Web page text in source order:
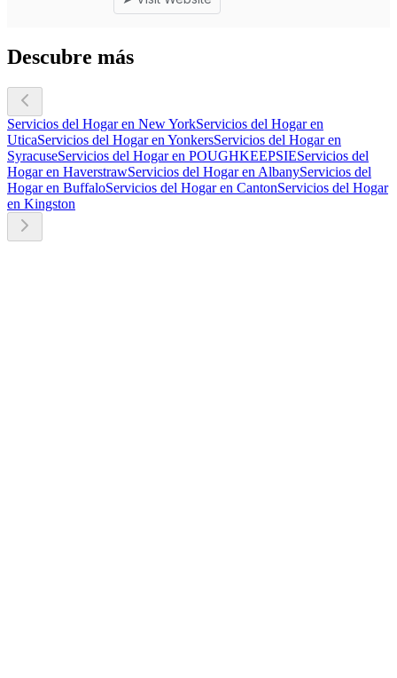
Descubre más
Servicios del Hogar en New YorkServicios del Hogar en
UticaServicios del Hogar en YonkersServicios del Hogar en
SyracuseServicios del Hogar en POUGHKEEPSIEServicios del
Hogar en HaverstrawServicios del Hogar en AlbanyServicios del
Hogar en BuffaloServicios del Hogar en CantonServicios del Hogar
en Kingston